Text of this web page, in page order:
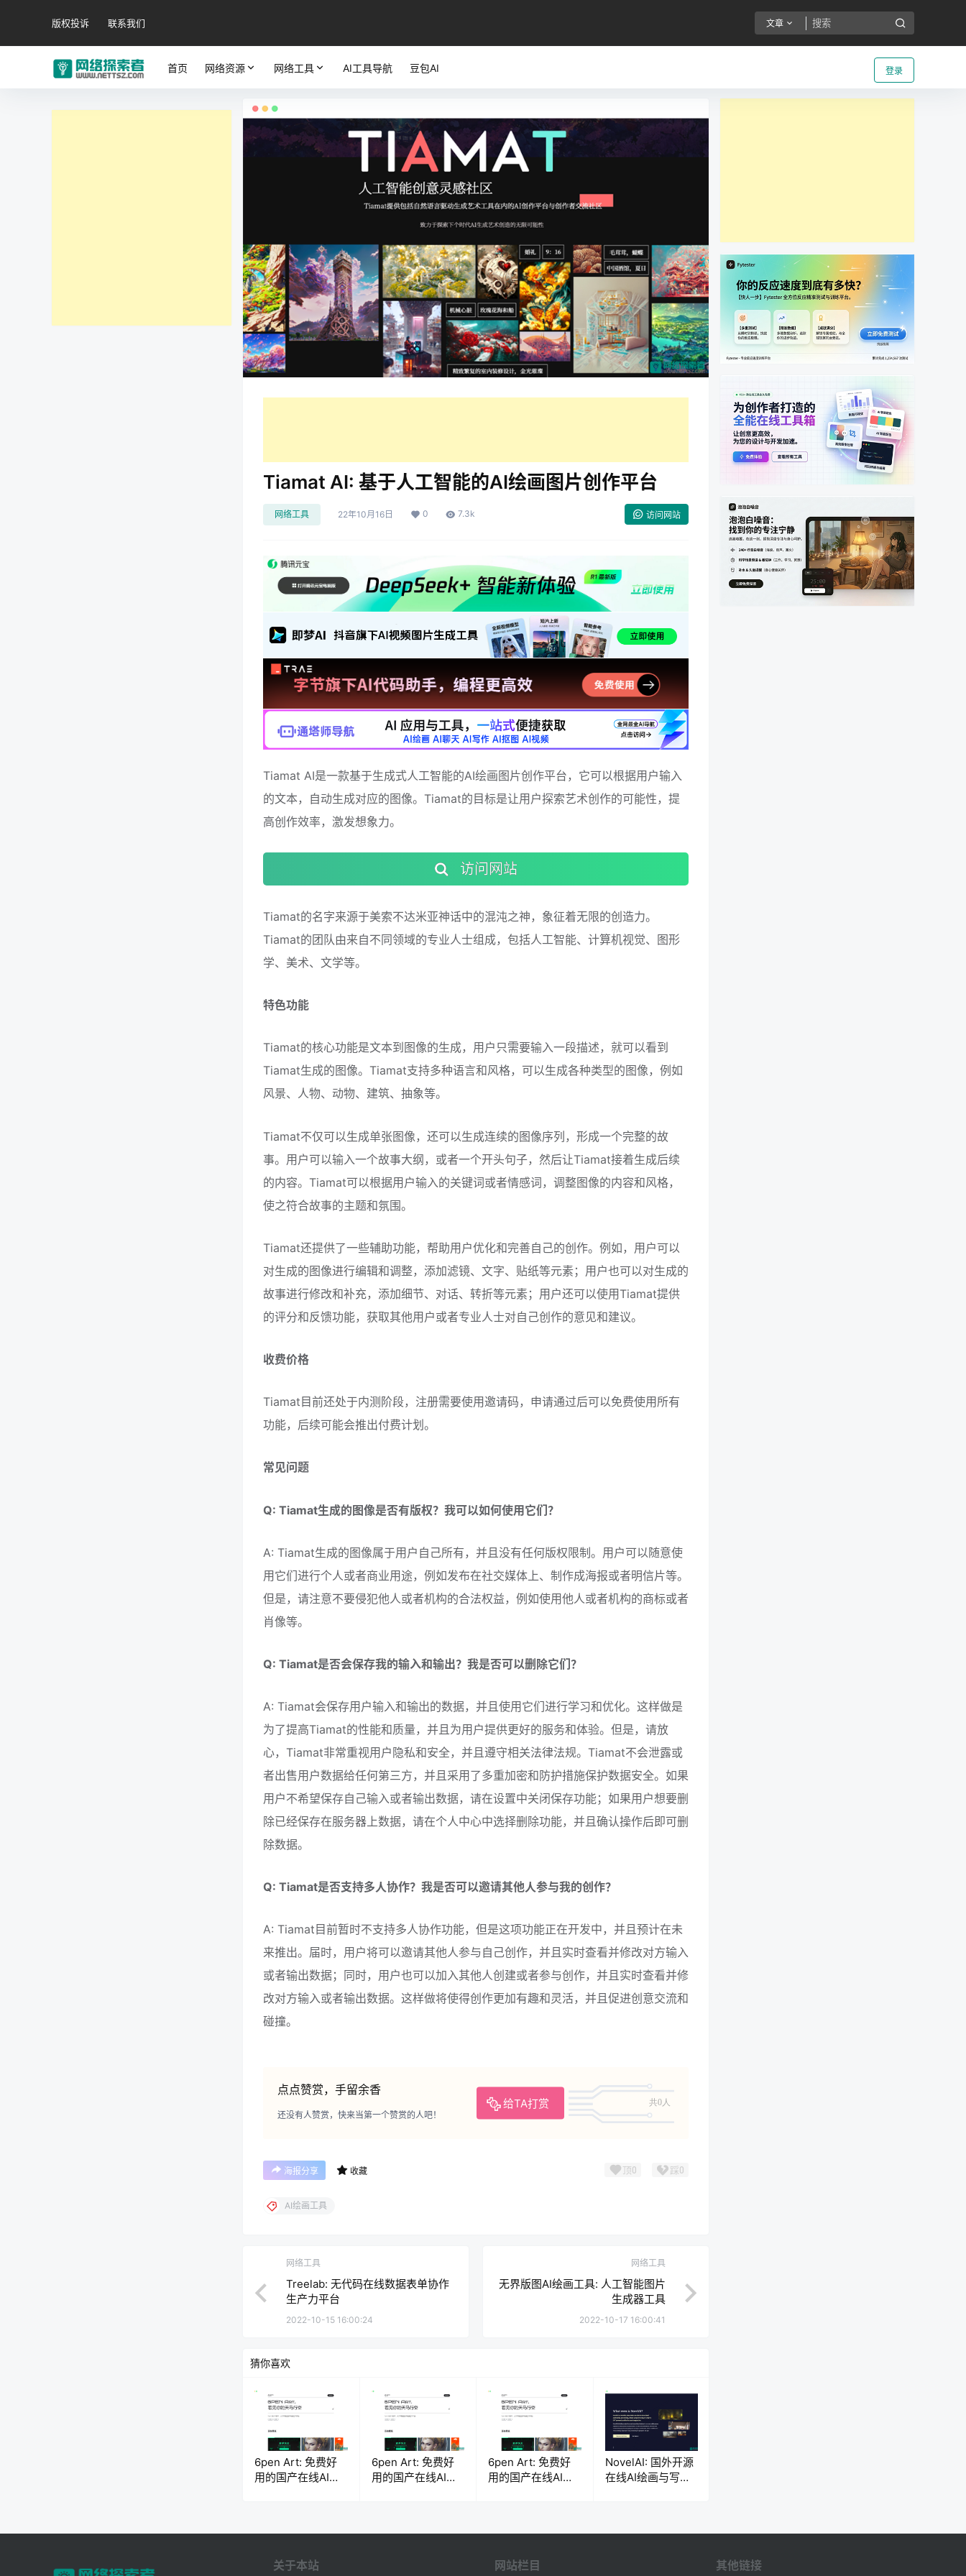
版权投诉 联系我们 文章
登录
首页 网络资源 网络工具 AI工具导航 豆包AI
Tiamat AI: 基于人工智能的AI绘画图片创作平台
网络工具 22年10月16日 0 7.3k 访问网站
Tiamat AI是一款基于生成式人工智能的AI绘画图片创作平台，它可以根据用户输入
的文本，自动生成对应的图像。Tiamat的目标是让用户探索艺术创作的可能性，提
高创作效率，激发想象力。
访问网站
Tiamat的名字来源于美索不达米亚神话中的混沌之神，象征着无限的创造力。
Tiamat的团队由来自不同领域的专业人士组成，包括人工智能、计算机视觉、图形
学、美术、文学等。
特色功能
Tiamat的核心功能是文本到图像的生成，用户只需要输入一段描述，就可以看到
Tiamat生成的图像。Tiamat支持多种语言和风格，可以生成各种类型的图像，例如
风景、人物、动物、建筑、抽象等。
Tiamat不仅可以生成单张图像，还可以生成连续的图像序列，形成一个完整的故
事。用户可以输入一个故事大纲，或者一个开头句子，然后让Tiamat接着生成后续
的内容。Tiamat可以根据用户输入的关键词或者情感词，调整图像的内容和风格，
使之符合故事的主题和氛围。
Tiamat还提供了一些辅助功能，帮助用户优化和完善自己的创作。例如，用户可以
对生成的图像进行编辑和调整，添加滤镜、文字、贴纸等元素；用户也可以对生成的
故事进行修改和补充，添加细节、对话、转折等元素；用户还可以使用Tiamat提供
的评分和反馈功能，获取其他用户或者专业人士对自己创作的意见和建议。
收费价格
Tiamat目前还处于内测阶段，注册需要使用邀请码，申请通过后可以免费使用所有
功能，后续可能会推出付费计划。
常见问题
Q: Tiamat生成的图像是否有版权？我可以如何使用它们？
A: Tiamat生成的图像属于用户自己所有，并且没有任何版权限制。用户可以随意使
用它们进行个人或者商业用途，例如发布在社交媒体上、制作成海报或者明信片等。
但是，请注意不要侵犯他人或者机构的合法权益，例如使用他人或者机构的商标或者
肖像等。
Q: Tiamat是否会保存我的输入和输出？我是否可以删除它们？
A: Tiamat会保存用户输入和输出的数据，并且使用它们进行学习和优化。这样做是
为了提高Tiamat的性能和质量，并且为用户提供更好的服务和体验。但是，请放
心，Tiamat非常重视用户隐私和安全，并且遵守相关法律法规。Tiamat不会泄露或
者出售用户数据给任何第三方，并且采用了多重加密和防护措施保护数据安全。如果
用户不希望保存自己输入或者输出数据，请在设置中关闭保存功能；如果用户想要删
除已经保存在服务器上数据，请在个人中心中选择删除功能，并且确认操作后即可删
除数据。
Q: Tiamat是否支持多人协作？我是否可以邀请其他人参与我的创作？
A: Tiamat目前暂时不支持多人协作功能，但是这项功能正在开发中，并且预计在未
来推出。届时，用户将可以邀请其他人参与自己创作，并且实时查看并修改对方输入
或者输出数据；同时，用户也可以加入其他人创建或者参与创作，并且实时查看并修
改对方输入或者输出数据。这样做将使得创作更加有趣和灵活，并且促进创意交流和
碰撞。
点点赞赏，手留余香
给TA打赏 共0人
还没有人赞赏，快来当第一个赞赏的人吧！
海报分享 收藏 顶0 踩0
AI绘画工具
网络工具
Treelab: 无代码在线数据表单协作
生产力平台
2022-10-15 16:00:24
网络工具
无界版图AI绘画工具: 人工智能图片
生成器工具
2022-10-17 16:00:41
猜你喜欢
6pen Art: 免费好
用的国产在线AI绘
6pen Art: 免费好
用的国产在线AI绘
6pen Art: 免费好
用的国产在线AI绘
NovelAI: 国外开源
在线AI绘画与写作
关于本站 网站栏目 其他链接